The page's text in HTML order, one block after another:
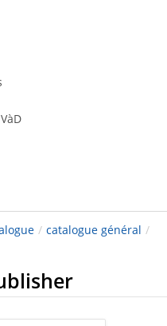
/ catalogue général /